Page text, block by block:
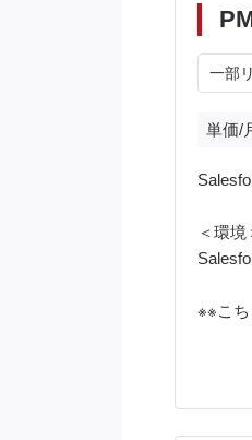
CRM
要件定
経営
MVP策
一部
単価/
＜環境
※※こ